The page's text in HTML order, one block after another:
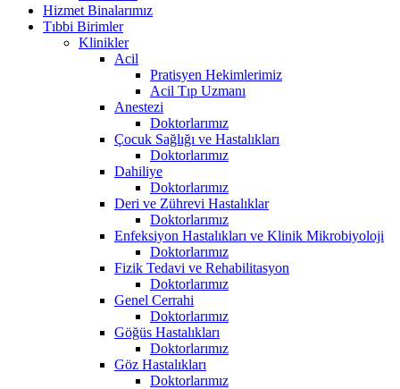
Hizmet Binalarımız
Tıbbi Birimler
Klinikler
Acil
Pratisyen Hekimlerimiz
Acil Tıp Uzmanı
Anestezi
Doktorlarımız
Çocuk Sağlığı ve Hastalıkları
Doktorlarımız
Dahiliye
Doktorlarımız
Deri ve Zührevi Hastalıklar
Doktorlarımız
Enfeksiyon Hastalıkları ve Klinik Mikrobiyoloji
Doktorlarımız
Fizik Tedavi ve Rehabilitasyon
Doktorlarımız
Genel Cerrahi
Doktorlarımız
Göğüs Hastalıkları
Doktorlarımız
Göz Hastalıkları
Doktorlarımız